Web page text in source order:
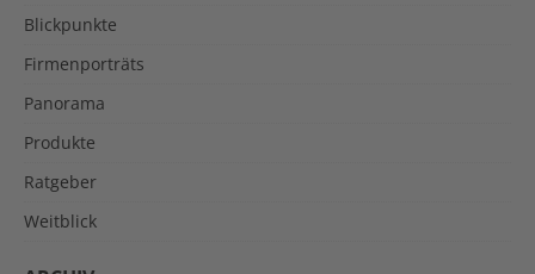
Blickpunkte
Firmenporträts
Panorama
Produkte
Ratgeber
Weitblick